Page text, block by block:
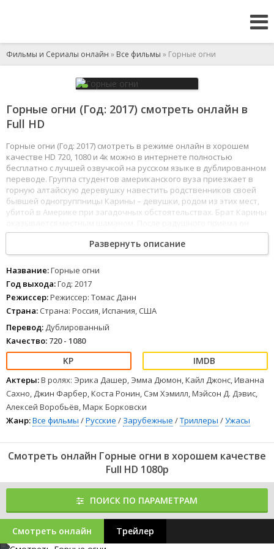
Фильмы и Сериалы онлайн » Все фильмы » Горные огни
Горные огни (Год: 2017) смотреть онлайн в
Full HD
Горные огни (Год: 2017) смотреть в режиме онлайн в хорошем
качестве HD 720, 1080 и 4к можно в интернете полностью
бесплатно с лучшей озвучкой на русском языке в дублированном
переводе. Группа студентов американского вуза приезжает в
горную алтайскую деревушку навестить родственников своей
бывшей одногруппницы Карины – девушки, родом из этих мест,
убитой в Америке при загадочных обстоятельствах. Брат Карины
предлагает друзьям принять участие в ритуале примирения,
чтобы символически выпустить дух Карины на небеса.
Но что-то идёт не так, и вместо доброго духа Карины друзья
высвобождают злой дух – Курюм. Он начинает вселяться то в
одного, то в другого героя, заставляя их безжалостно убивать
друг друга. Причина этому могла быть только одна – убийца
Карины присутствовал на церемонии. Чтобы выжить, друзья
должны вычислить, кто из них виновен в смерти девушки.
12 34 5 6 78
Развернуть описание
Название:Горные огни
Год выхода:Год: 2017
Режиссер:Режиссер: Томас Данн
Страна: Страна: Россия, Испания, США
Перевод: Дублированный
Качество: 720 - 1080
Актеры:В ролях: Эрика Дашер, Эмма Дюмон, Кайл Джонс, Иванна
Сахно, Джин Фарбер, Коста Ронин, Сэм Хэмилл, Мэйсон Д. Дэвис,
Алексей Воробьёв, Марк Борковски
Жанр:Все фильмы /Русские / Зарубежные /Триллеры /Ужасы
Смотреть онлайн Горные огни в хорошем качестве
Full HD 1080p
ПОИСК ПО ПАРАМЕТРАМ
Смотреть онлайн Трейлер